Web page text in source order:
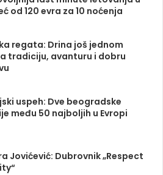
od 120 evra za 10 noćenja
regata: Drina još jednom
tradiciju, avanturu i dobru
uspeh: Dve beogradske
među 50 najboljih u Evropi
Jovićević: Dubrovnik „Respect